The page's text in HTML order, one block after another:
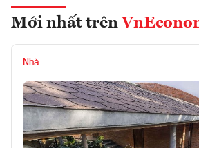
Mới nhất trên
Nhà